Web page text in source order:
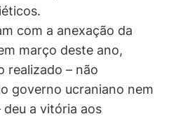
com a anexação da
março deste ano,
realizado – não
governo ucraniano nem
a vitória aos